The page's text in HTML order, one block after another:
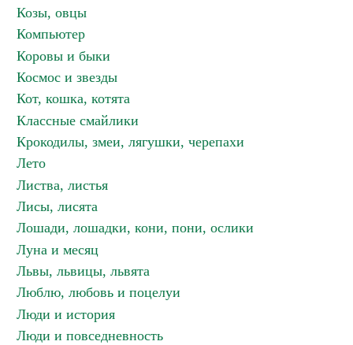
Козы, овцы
Компьютер
Коровы и быки
Космос и звезды
Кот, кошка, котята
Классные смайлики
Крокодилы, змеи, лягушки, черепахи
Лето
Листва, листья
Лисы, лисята
Лошади, лошадки, кони, пони, ослики
Луна и месяц
Львы, львицы, львята
Люблю, любовь и поцелуи
Люди и история
Люди и повседневность